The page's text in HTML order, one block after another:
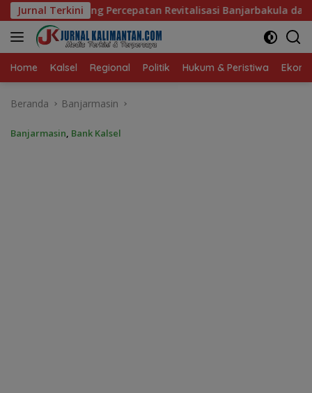
Langsung
ke
konten
Jurnal Terkini
Revitalisasi Banjarbakula dan Penanganan Sungai Batola
Home Kalsel Regional Politik Hukum & Peristiwa
Beranda Banjarmasin
Banjarmasin, Bank Kalsel